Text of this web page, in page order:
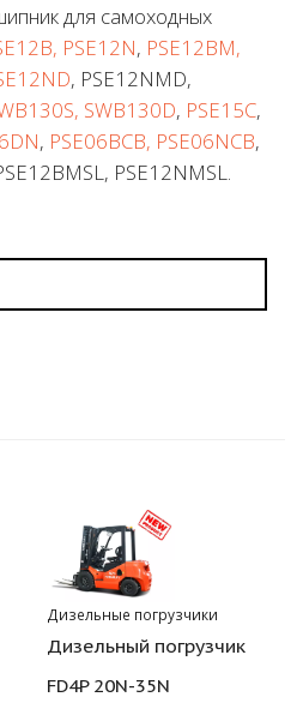
для самоходных
PSE12N, PSE12BM,
, PSE12NMD,
SWB130D, PSE15C,
, PSE06BCB, PSE06NCB,
PSE12NMSL.
Дизельные погрузчики
Дизельный погрузчик
FD4P 20N-35N